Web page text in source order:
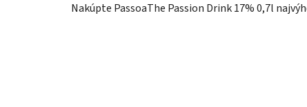
Nakúpte PassoaThe Passion Drink 17% 0,7l